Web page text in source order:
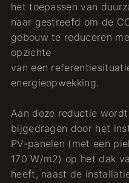
het toepassen van
naar gestreefd om de
gebouw te reduceren
opzichte
van een
energieopwekking.
Aan deze reductie
bijgedragen door het
PV-panelen (met een
170 W/m2) op het dak
heeft, naast de